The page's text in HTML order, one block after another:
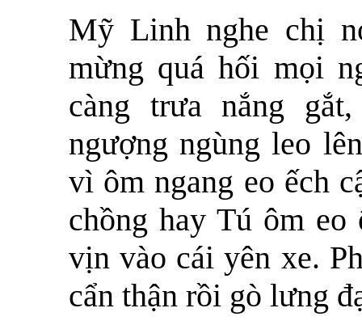
Mỹ Linh nghe chị
mừng quá hối mọi
càng trưa nắng
ngượng ngùng leo
vì ôm ngang eo ếch
chồng hay Tú ôm
vịn vào cái yên xe.
cẩn thận rồi gò lưng